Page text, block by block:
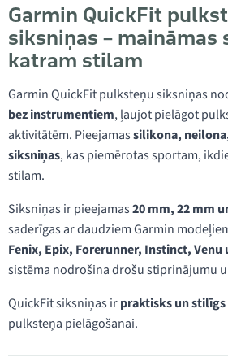
Garmin QuickFit
siksniņas – maināmas
katram stilam
Garmin QuickFit pulksteņu siksniņas
bez instrumentiem, ļaujot pielāgot
aktivitātēm. Pieejamassilikona,
siksniņas, kas piemērotas sportam,
stilam.
Siksniņas ir pieejamas20 mm, 22 mm
saderīgas ar daudziem Garmin
Fenix, Epix, Forerunner, Instinct, Venu
sistēma nodrošina drošu stiprinājumu
QuickFit siksniņas irpraktisks un
pulksteņa pielāgošanai.